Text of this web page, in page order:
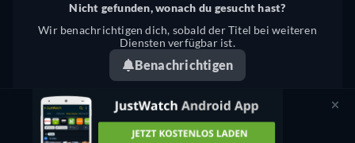
Nicht gefunden, wonach du gesucht hast?
Wir benachrichtigen dich, sobald der Titel bei weiteren
Diensten verfügbar ist.
Benachrichtigen
Etwas stimmt nicht? Lass es uns wissen.